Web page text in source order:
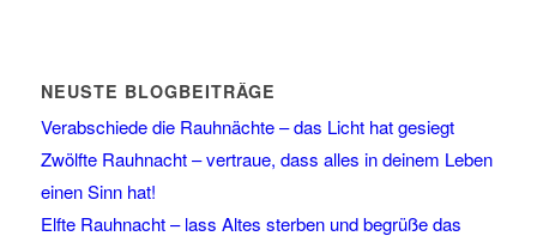
NEUSTE BLOGBEITRÄGE
Verabschiede die Rauhnächte – das Licht hat gesiegt
Zwölfte Rauhnacht – vertraue, dass alles in deinem Leben
einen Sinn hat!
Elfte Rauhnacht – lass Altes sterben und begrüße das